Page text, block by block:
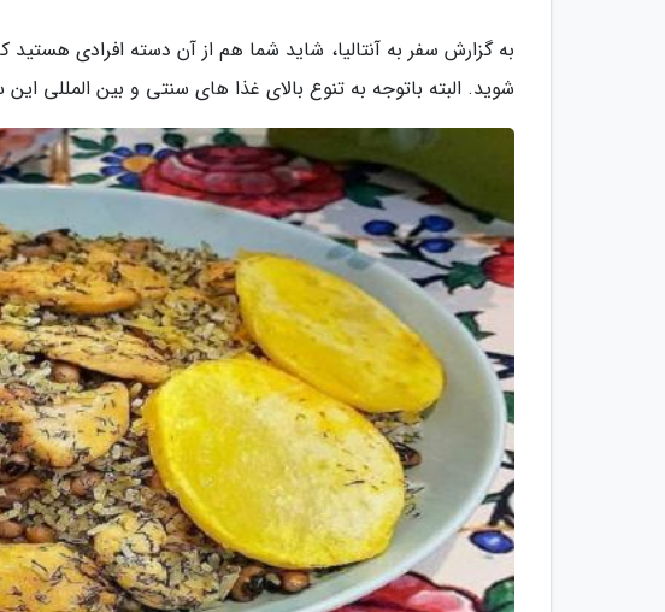
به گزارش سفر به آنتالیا، شاید شما هم از آن دسته افرادی
شوید. البته باتوجه به تنوع بالای غذا های سنتی و بین المللی